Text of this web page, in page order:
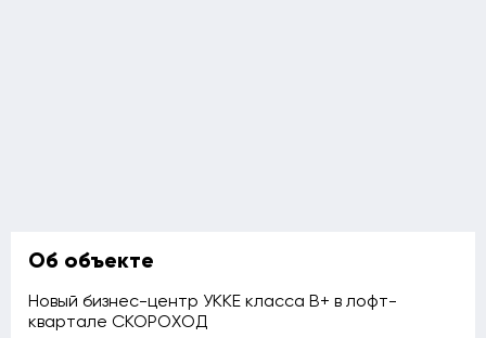
Об объекте
Новый бизнес-центр УККЕ класса В+ в лофт-
квартале СКОРОХОД